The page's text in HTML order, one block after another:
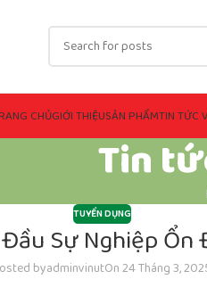
CHỦGIỚI THIỆUSẢN PHẨMTIN TỨC
Tin
TUYỂN DỤNG
Sự Nghiệp Ổn
byadminvinutOn 24 Tháng 3,